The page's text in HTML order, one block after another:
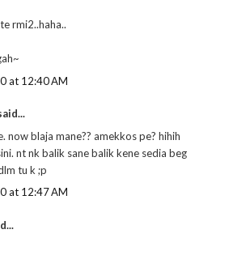
rmi2..haha..
at 12:40 AM
now blaja mane?? amekkos pe? hihih
nt nk balik sane balik kene sedia beg
tu k ;p
at 12:47 AM